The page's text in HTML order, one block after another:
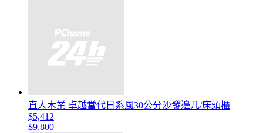
直人木業 卓越當代日系風30公分沙發邊几/床頭櫃
$5,412
$9,800